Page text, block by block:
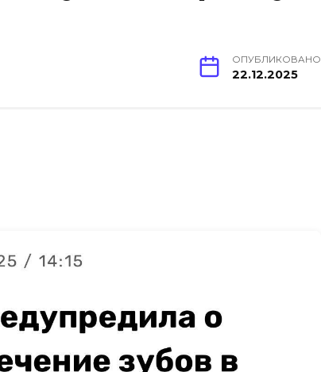
ОПУБЛИКОВАНО
22.12.2025